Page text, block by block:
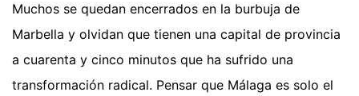
Muchos se quedan encerrados en la burbuja de
Marbella y olvidan que tienen una capital de provincia
a cuarenta y cinco minutos que ha sufrido una
transformación radical. Pensar que Málaga es solo el